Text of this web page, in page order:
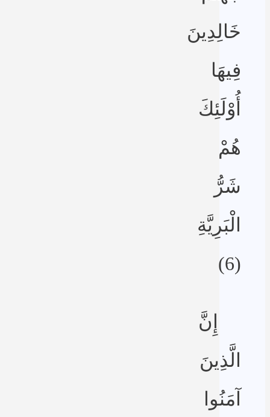
خَالِدِينَ
فِيهَا
أُوْلَئِكَ
هُمْ
شَرُّ
الْبَرِيَّةِ
(6)
إِنَّ
الَّذِينَ
آمَنُوا